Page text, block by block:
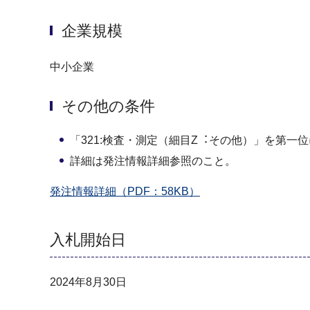
企業規模
中小企業
その他の条件
「321:検査・測定（細目Z︓その他）」を第⼀
詳細は発注情報詳細参照のこと。
発注情報詳細（PDF：58KB）
入札開始日
2024年8月30日